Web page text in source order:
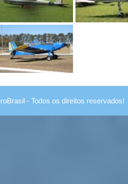
- Todos os direitos reservados!